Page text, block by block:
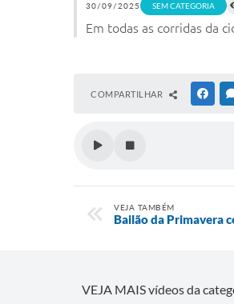
30/09/2025 SEM CATEGORIA
Em todas as corridas da
COMPARTILHAR
VEJA TAMBÉM
Bailão da Primavera
VEJA MAIS vídeos da